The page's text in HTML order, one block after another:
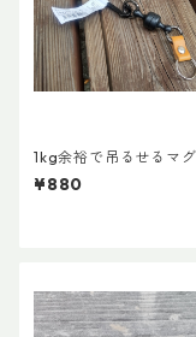
1kg余裕で吊るせるマグ
キーホルダー
¥880